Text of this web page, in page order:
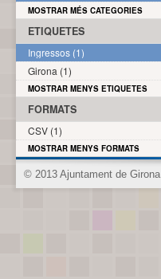
MOSTRAR MÉS CATEGORIES
ETIQUETES
Ingressos (1)
Girona (1)
MOSTRAR MENYS ETIQUETES
FORMATS
CSV (1)
MOSTRAR MENYS FORMATS
© 2013 Ajuntament de Girona